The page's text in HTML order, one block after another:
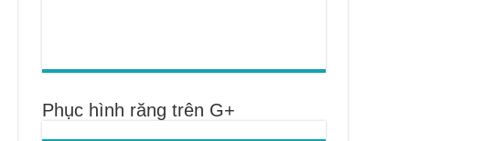
Phục hình răng trên G+